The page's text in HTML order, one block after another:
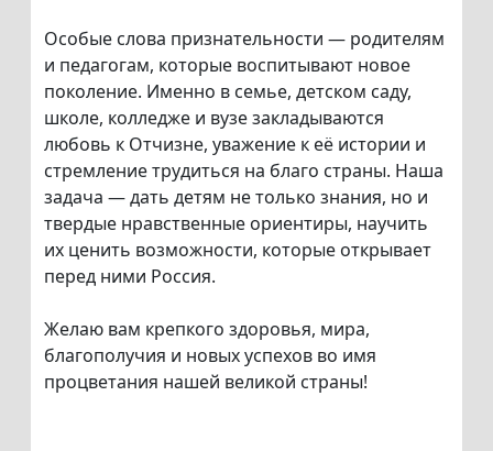
Особые слова признательности — родителям
и педагогам, которые воспитывают новое
поколение. Именно в семье, детском саду,
школе, колледже и вузе закладываются
любовь к Отчизне, уважение к её истории и
стремление трудиться на благо страны. Наша
задача — дать детям не только знания, но и
твердые нравственные ориентиры, научить
их ценить возможности, которые открывает
перед ними Россия.
Желаю вам крепкого здоровья, мира,
благополучия и новых успехов во имя
процветания нашей великой страны!